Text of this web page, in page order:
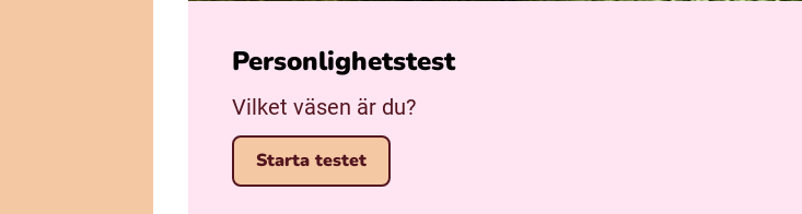
Personlighetstest
Vilket väsen är du?
Starta testet